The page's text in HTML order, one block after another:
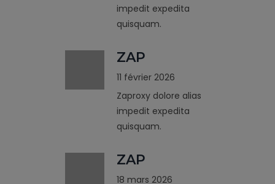
impedit expedita
quisquam.
ZAP
11 février 2026
Zaproxy dolore alias
impedit expedita
quisquam.
ZAP
18 mars 2026